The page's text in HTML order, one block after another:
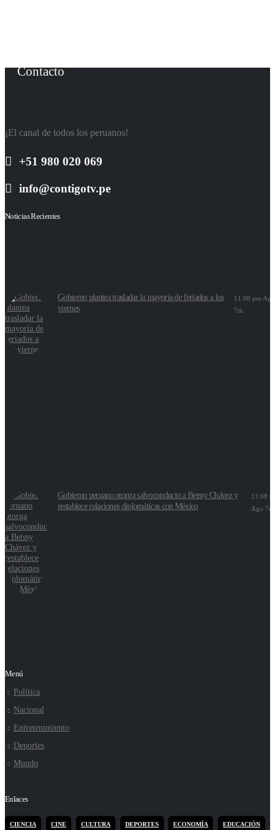
Contacto
¡El canal de todos los peruanos!
+51 980 020 069
info@contigotv.pe
Noticias Recientes
Gobierno plantea trasladar la mayoría de feriados a los
viernes
11:08 pm Ago
7th
Gobierno peruano otorga salvoconducto a Betssy Chávez y
restablece relaciones diplomáticas con México
11:08
Ago 7th
Menú
Política
Nacional
Entretenimiento
Deportes
Mundo
Enlaces
CIENCIA CINE CULTURA DEPORTES ECONOMÍA EDUCACIÓN